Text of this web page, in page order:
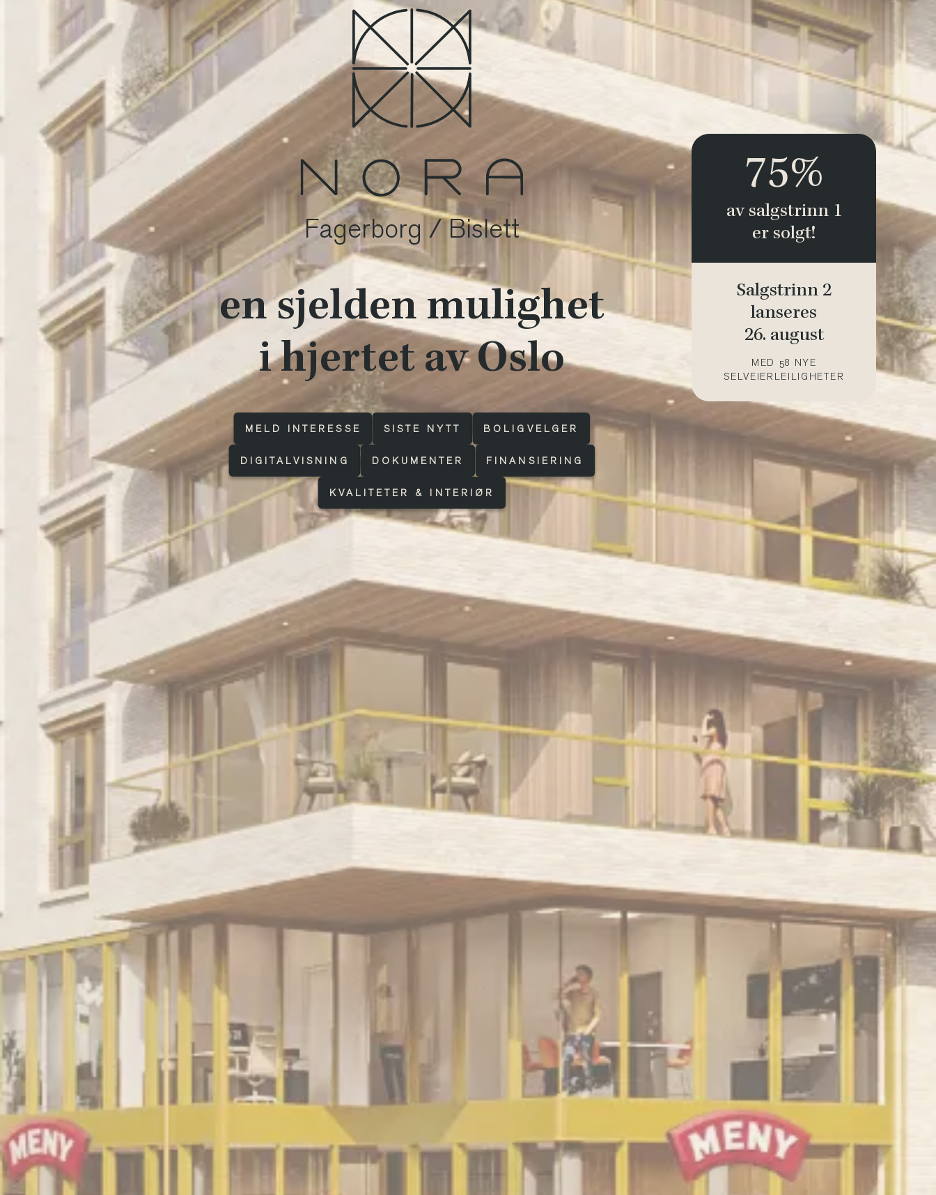
Fagerborg / Bislett
en sjelden mulighet
i hjertet av Oslo
MELD INTERESSE SISTE NYTT BOLIGVELGER
DIGITALVISNING DOKUMENTER FINANSIERING
KVALITETER & INTERIØR
75%
av salgstrinn 1
er solgt!
Salgstrinn 2
lanseres
26. august
MED 58 NYE
SELVEIERLEILIGHETER